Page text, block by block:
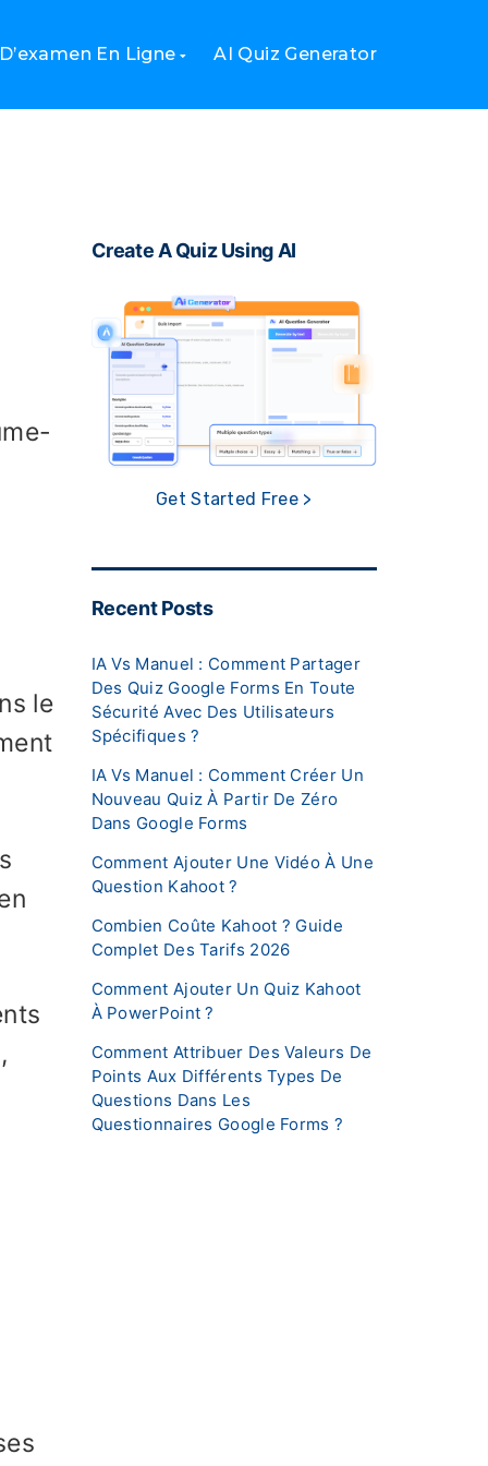
En Ligne AI Quiz Generator
le
Create A Quiz Using AI
Get Started Free >
Recent Posts
IA Vs Manuel : Comment Partager
Des Quiz Google Forms En Toute
Sécurité Avec Des Utilisateurs
Spécifiques ?
IA Vs Manuel : Comment Créer Un
Nouveau Quiz À Partir De Zéro
Dans Google Forms
Comment Ajouter Une Vidéo À Une
Question Kahoot ?
Combien Coûte Kahoot ? Guide
Complet Des Tarifs 2026
Comment Ajouter Un Quiz Kahoot
À PowerPoint ?
Comment Attribuer Des Valeurs De
Points Aux Différents Types De
Questions Dans Les
Questionnaires Google Forms ?